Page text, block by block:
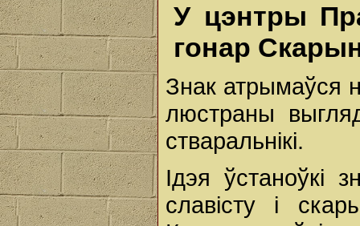
У цэнтры
гонар
Знак атрымаўся
люстраны
стваральнікі.
Ідэя ўстаноўкі
славісту і